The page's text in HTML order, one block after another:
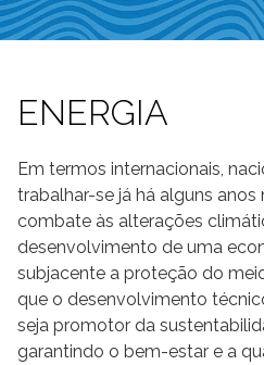
ENERGIA
Em termos internacionais,
trabalhar-se já há alguns anos
combate às alterações
desenvolvimento de uma
subjacente a proteção do
que o desenvolvimento
seja promotor da
garantindo o bem-estar e a